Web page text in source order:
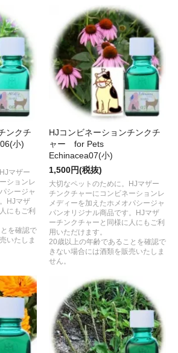
ンクチ
小)
マザー
ションレ
シージャ
HJマザ
にもご利
を確認で
いたしま
HJコンビネーションチンクチ
ャー for Pets
Echinacea07(小)
1,500円(税抜)
大切なペットのために。HJマザー
チンクチャーにコンビネーションレ
メディーを加えたホメオパシージャ
パンオリジナル商品です。HJマザ
ーチンクチャーと同様に人にもご利
用いただけます。
20歳以上の年齢であることを確認で
きない場合には酒類を販売いたしま
せん。